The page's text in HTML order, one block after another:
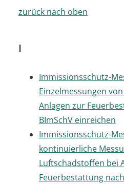
zurück nach oben
I
Immissionsschutz-
Einzelmessungen
Anlagen zur
BImSchV einreichen
Immissionsschutz-
kontinuierliche
Luftschadstoffen bei
Feuerbestattung